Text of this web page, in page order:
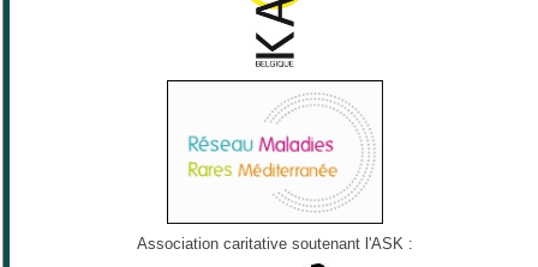
Association caritative soutenant l'ASK :